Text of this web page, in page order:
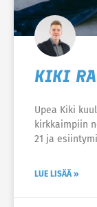
KIKI
Upea Kiki
kirkkaimpiin
21 ja
LUE LISÄÄ »